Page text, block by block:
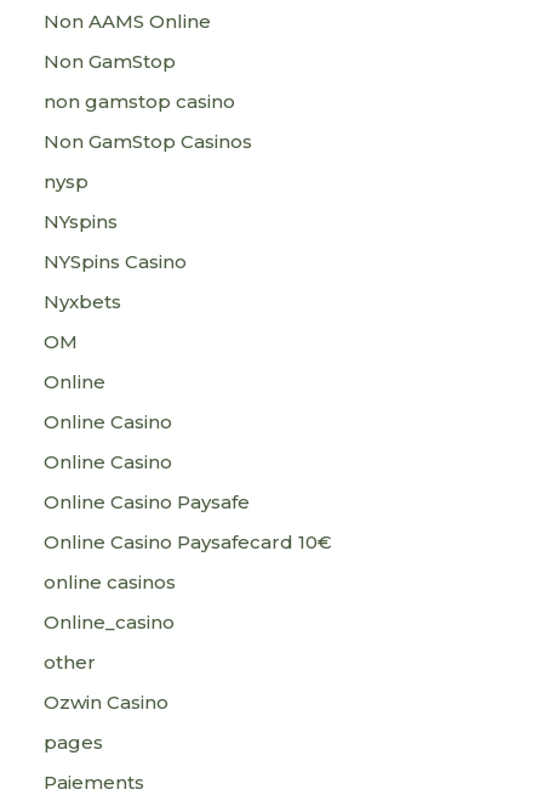
Non AAMS Online
Non GamStop
non gamstop casino
Non GamStop Casinos
nysp
NYspins
NYSpins Casino
Nyxbets
OM
Online
Online Casino
Online Casino
Online Casino Paysafe
Online Casino Paysafecard 10€
online casinos
Online_casino
other
Ozwin Casino
pages
Paiements